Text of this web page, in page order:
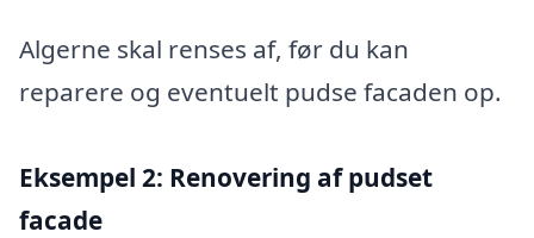
Algerne skal renses af, før du kan
reparere og eventuelt pudse facaden op.
Eksempel 2: Renovering af pudset
facade